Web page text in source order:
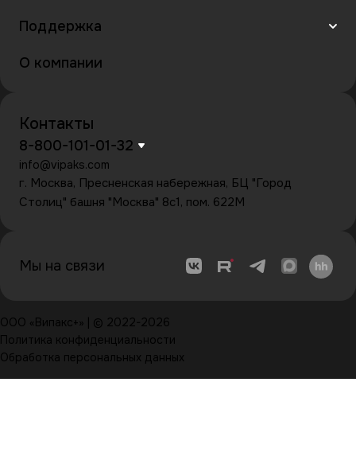
Поддержка
О компании
Контакты
8-800-101-01-32
info@vipaks.com
г. Москва, Пресненская набережная, БЦ "Город
Столиц" башня "Москва" 8с1, пом. 622М
Мы на связи
ООО «Випакс+» | © 2022-2026
Политика конфиденциальности
Обработка персональных данных